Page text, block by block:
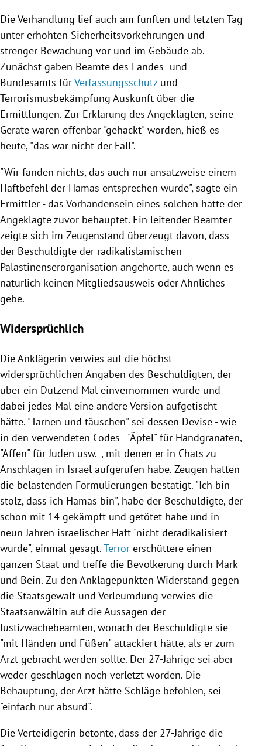
Die Verhandlung lief auch am fünften und letzten Tag
unter erhöhten Sicherheitsvorkehrungen und
strenger Bewachung vor und im Gebäude ab.
Zunächst gaben Beamte des Landes- und
Bundesamts fürVerfassungsschutzund
Terrorismusbekämpfung Auskunft über die
Ermittlungen. Zur Erklärung des Angeklagten, seine
Geräte wären offenbar "gehackt" worden, hieß es
heute, "das war nicht der Fall".
"Wir fanden nichts, das auch nur ansatzweise einem
Haftbefehl der Hamas entsprechen würde", sagte ein
Ermittler - das Vorhandensein eines solchen hatte der
Angeklagte zuvor behauptet. Ein leitender Beamter
zeigte sich im Zeugenstand überzeugt davon, dass
der Beschuldigte der radikalislamischen
Palästinenserorganisation angehörte, auch wenn es
natürlich keinen Mitgliedsausweis oder Ähnliches
gebe.
Widersprüchlich
Die Anklägerin verwies auf die höchst
widersprüchlichen Angaben des Beschuldigten, der
über ein Dutzend Mal einvernommen wurde und
dabei jedes Mal eine andere Version aufgetischt
hätte. "Tarnen und täuschen" sei dessen Devise - wie
in den verwendeten Codes - "Äpfel" für Handgranaten,
"Affen" für Juden usw. -, mit denen er in Chats zu
Anschlägen in Israel aufgerufen habe. Zeugen hätten
die belastenden Formulierungen bestätigt. "Ich bin
stolz, dass ich Hamas bin", habe der Beschuldigte, der
schon mit 14 gekämpft und getötet habe und in
neun Jahren israelischer Haft "nicht deradikalisiert
wurde", einmal gesagt.Terror erschüttere einen
ganzen Staat und treffe die Bevölkerung durch Mark
und Bein. Zu den Anklagepunkten Widerstand gegen
die Staatsgewalt und Verleumdung verwies die
Staatsanwältin auf die Aussagen der
Justizwachebeamten, wonach der Beschuldigte sie
"mit Händen und Füßen" attackiert hätte, als er zum
Arzt gebracht werden sollte. Der 27-Jährige sei aber
weder geschlagen noch verletzt worden. Die
Behauptung, der Arzt hätte Schläge befohlen, sei
"einfach nur absurd".
Die Verteidigerin betonte, dass der 27-Jährige die